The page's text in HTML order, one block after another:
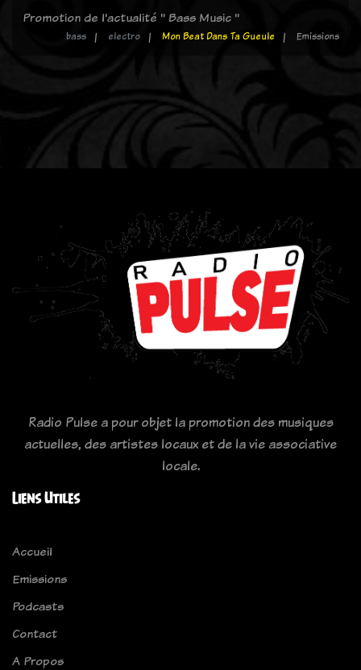
Promotion de l'actualité " Bass Music "
bass electro Mon Beat Dans Ta Gueule Emissions
Radio Pulse a pour objet la promotion des musiques
actuelles, des artistes locaux et de la vie associative
locale.
Liens Utiles
Accueil
Emissions
Podcasts
Contact
A Propos